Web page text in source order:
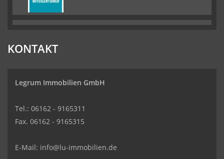
KONTAKT
Legrum Immobilien GmbH
Tel.: 06162 - 9165311
Fax. 06162 - 9165315
E-Mail: info@lu-immobilien.de